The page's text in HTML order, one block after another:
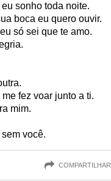
sonho toda noite.
boca eu quero ouvir.
só sei que te amo.
fez voar junto a ti.
mim.
você.
COMPARTILHAR